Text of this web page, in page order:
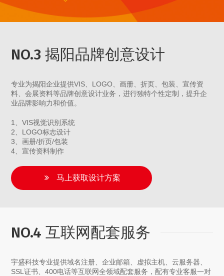
NO.3 揭阳品牌创意设计
专业为揭阳企业提供VIS、LOGO、画册、折页、包装、宣传资
料、会展资料等品牌创意设计业务，进行独特个性定制，提升企
业品牌影响力和价值。
1、VIS视觉识别系统
2、LOGO标志设计
3、画册/折页/包装
4、宣传资料制作
马上获取设计方案
NO.4 互联网配套服务
宇盛科技专业提供域名注册、企业邮箱、虚拟主机、云服务器、
SSL证书、400电话等互联网全领域配套服务，配有专业客服一对